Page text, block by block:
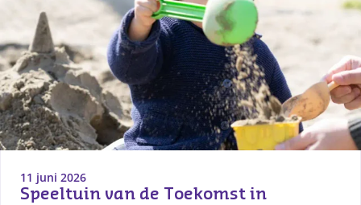
11 juni 2026
Speeltuin van de Toekomst in